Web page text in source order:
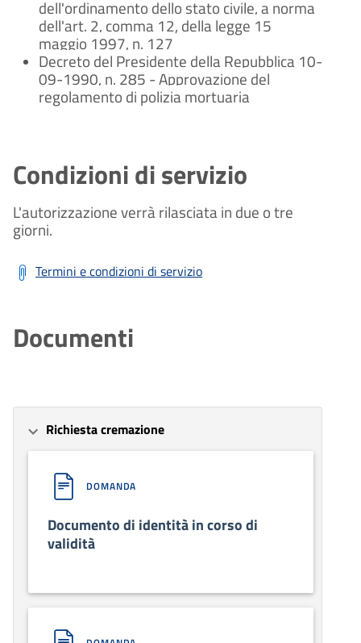
dell'ordinamento dello stato civile, a norma
dell'art. 2, comma 12, della legge 15
maggio 1997, n. 127
Decreto del Presidente della Repubblica 10-
09-1990, n. 285 - Approvazione del
regolamento di polizia mortuaria
Condizioni di servizio
L'autorizzazione verrà rilasciata in due o tre
giorni.
Termini e condizioni di servizio
Documenti
Richiesta cremazione
DOMANDA
Documento di identità in corso di
validità